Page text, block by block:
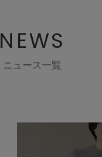
NEWS
ニュース一覧